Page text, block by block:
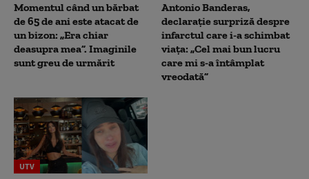
Momentul când un bărbat
de 65 de ani este atacat de
un bizon: „Era chiar
deasupra mea”. Imaginile
sunt greu de urmărit
Antonio Banderas,
declarație surpriză despre
infarctul care i-a schimbat
viața: „Cel mai bun lucru
care mi s-a întâmplat
vreodată”
UTV